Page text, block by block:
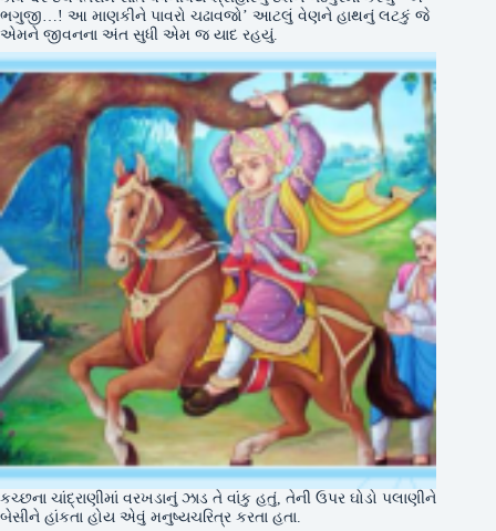
ભગુજી…! આ માણકીને પાવરો ચઢાવજો’ આટલું વેણને હાથનું લટકું જે
એમને જીવનના અંત સુધી એમ જ યાદ રહયું.
કચ્છના ચાંદ્રાણીમાં વરખડાનું ઝાડ તે વાંકુ હતું, તેની ઉપર ઘોડો પલાણીને
બેસીને હાંકતા હોય એવું મનુષ્યચરિત્ર કરતા હતા.